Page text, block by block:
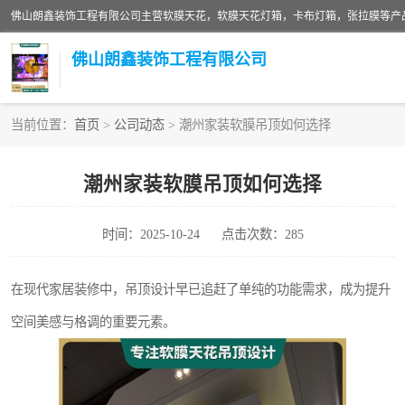
佛山朗鑫装饰工程有限公司
当前位置： 首页 > 公司动态 > 潮州家装软膜吊顶如何选择
潮州家装软膜吊顶如何选择
时间：2025-10-24 点击次数：285
在现代家居装修中，吊顶设计早已追赶了单纯的功能需求，成为提升
空间美感与格调的重要元素。